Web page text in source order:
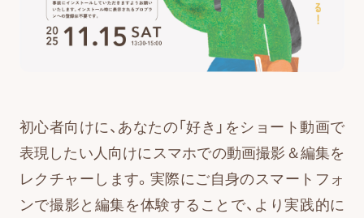
初心者向けに、あなたの「好き」をショート動画で
表現したい人向けにスマホでの動画撮影＆編集を
レクチャーします。実際にご自身のスマートフォ
ンで撮影と編集を体験することで、より実践的に